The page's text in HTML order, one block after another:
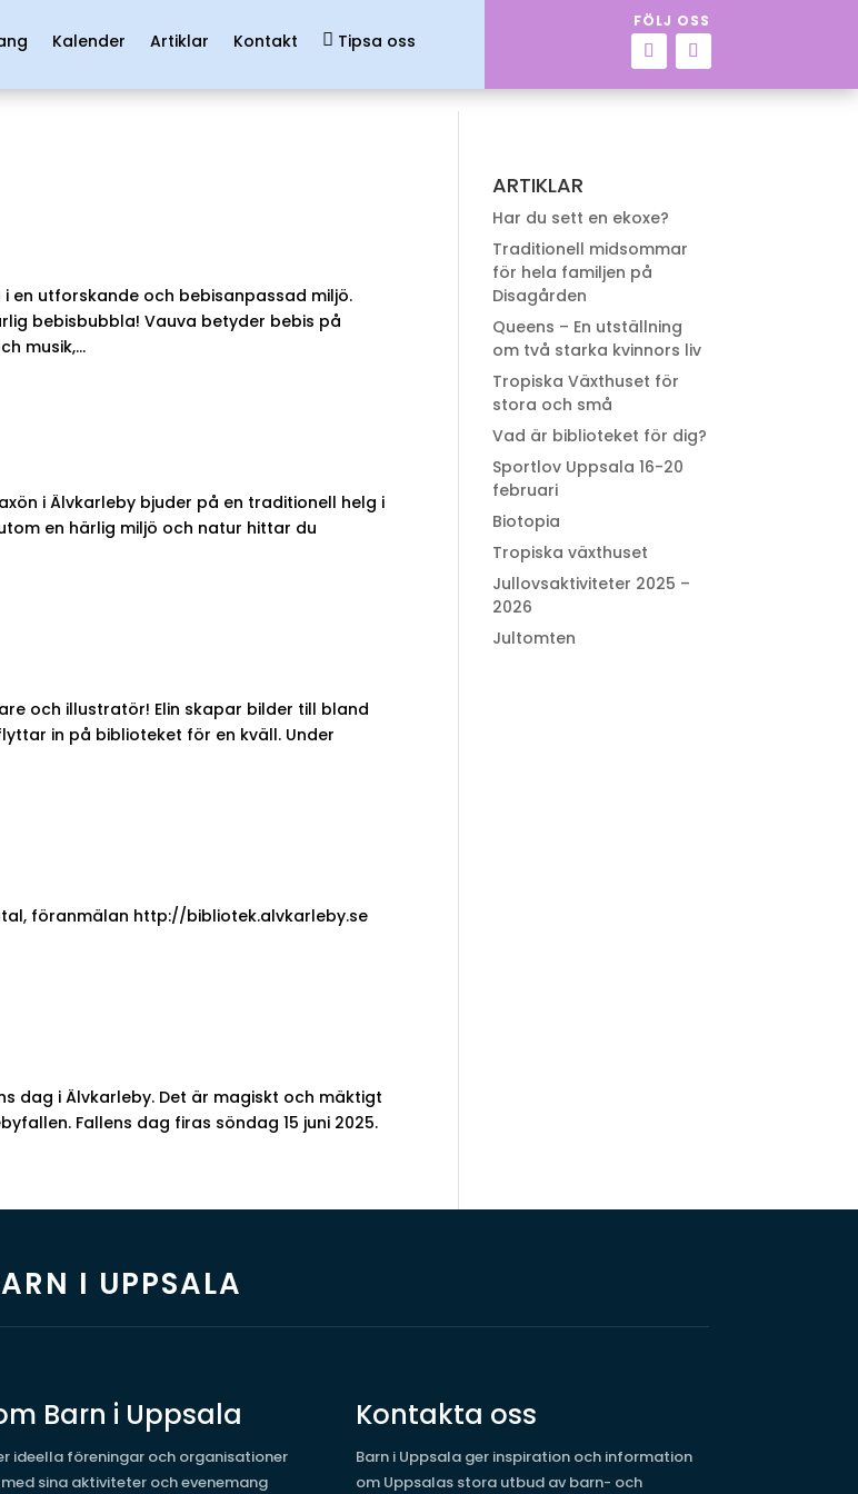
Kalender Artiklar Kontakt Tipsa oss
FÖLJ OSS
en utforskande och bebisanpassad miljö.
bebisbubbla! Vauva betyder bebis på
musik,...
i Älvkarleby bjuder på en traditionell helg i
en härlig miljö och natur hittar du
och illustratör! Elin skapar bilder till bland
in på biblioteket för en kväll. Under
föranmälan http://bibliotek.alvkarleby.se
dag i Älvkarleby. Det är magiskt och mäktigt
Fallens dag firas söndag 15 juni 2025.
ARTIKLAR
Har du sett en ekoxe?
Traditionell midsommar
för hela familjen på
Disagården
Queens – En utställning
om två starka kvinnors liv
Tropiska Växthuset för
stora och små
Vad är biblioteket för dig?
Sportlov Uppsala 16-20
februari
Biotopia
Tropiska växthuset
Jullovsaktiviteter 2025 –
2026
Jultomten
I UPPSALA
Barn i Uppsala
ideella föreningar och organisationer
sina aktiviteter och evenemang
Kontakta oss
Barn i Uppsala ger inspiration och information
om Uppsalas stora utbud av barn- och